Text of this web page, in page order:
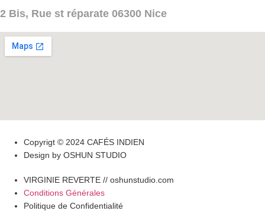
2 Bis, Rue st réparate 06300 Nice
Copyrigt © 2024 CAFÉS INDIEN
Design by OSHUN STUDIO
VIRGINIE REVERTE // oshunstudio.com
Conditions Générales
Politique de Confidentialité